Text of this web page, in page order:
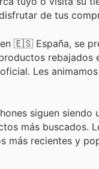
de tus
🇪🇸 España, se
Les
siguen siendo
más buscados.
más recientes y